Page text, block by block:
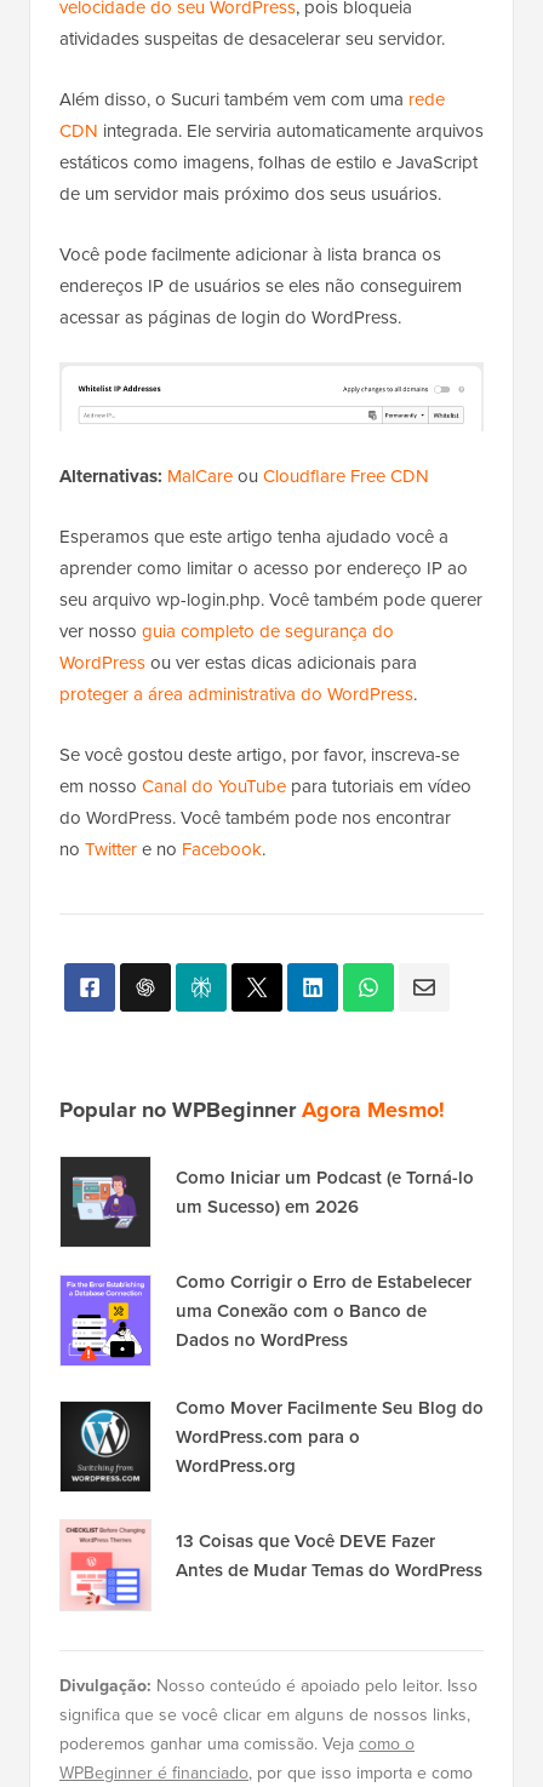
velocidade do seu WordPress, pois bloqueia
atividades suspeitas de desacelerar seu servidor.
Além disso, o Sucuri também vem com uma rede
CDN integrada. Ele serviria automaticamente arquivos
estáticos como imagens, folhas de estilo e JavaScript
de um servidor mais próximo dos seus usuários.
Você pode facilmente adicionar à lista branca os
endereços IP de usuários se eles não conseguirem
acessar as páginas de login do WordPress.
Alternativas: MalCareou Cloudflare Free CDN
Esperamos que este artigo tenha ajudado você a
aprender como limitar o acesso por endereço IP ao
seu arquivo wp-login.php. Você também pode querer
ver nosso guia completo de segurança do
WordPressou ver estas dicas adicionais para
proteger a área administrativa do WordPress.
Se você gostou deste artigo, por favor, inscreva-se
em nosso Canal do YouTube para tutoriais em vídeo
do WordPress. Você também pode nos encontrar
no Twittere no Facebook.
Popular no WPBeginnerAgora Mesmo!
Como Iniciar um Podcast (e Torná-lo
um Sucesso) em 2026
Como Corrigir o Erro de Estabelecer
uma Conexão com o Banco de
Dados no WordPress
Como Mover Facilmente Seu Blog do
WordPress.com para o
WordPress.org
13 Coisas que Você DEVE Fazer
Antes de Mudar Temas do WordPress
Divulgação: Nosso conteúdo é apoiado pelo leitor. Isso
significa que se você clicar em alguns de nossos links,
poderemos ganhar uma comissão. Veja como o
WPBeginner é financiado, por que isso importa e como